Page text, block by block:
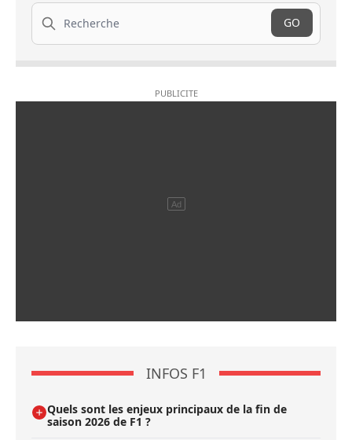
Recherche
GO
INFOS F1
Quels sont les enjeux principaux de la fin de
saison 2026 de F1 ?